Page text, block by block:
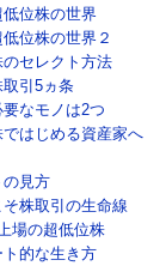
位株の世界
位株の世界２
のセレクト方法
取引5ヵ条
なモノは2つ
ではじめる資産家へ
の見方
株取引の生命線
場の超低位株
ト的な生き方